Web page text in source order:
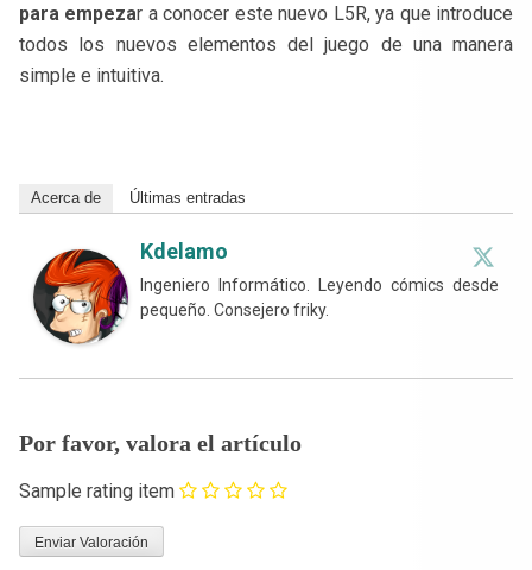
para empezar a conocer este nuevo L5R, ya que introduce
todos los nuevos elementos del juego de una manera
simple e intuitiva.
Acerca de Últimas entradas
Kdelamo
Ingeniero Informático. Leyendo cómics desde
pequeño. Consejero friky.
Por favor, valora el artículo
Sample rating item